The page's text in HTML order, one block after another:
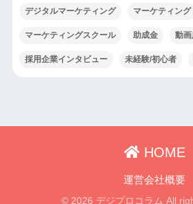
デジタルマーケティング マーケティング
マーケティングスクール 助成金 動
採用企業インタビュー 未経験/初心者
HOME
運営会社概要
© 2026 デジプロコラム All